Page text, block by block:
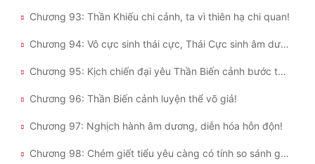
Chương 93: Thần Khiếu chi cảnh, ta vì thiên hạ chi quan!
Chương 94: Vô cực sinh thái cực, Thái Cực sinh âm dương!
Chương 95: Kịch chiến đại yêu Thần Biến cảnh bước thứ ba!
Chương 96: Thần Biến cảnh luyện thể võ giả!
Chương 97: Nghịch hành âm dương, diễn hóa hỗn độn!
Chương 98: Chém giết tiểu yêu càng có tính so sánh giá cả!